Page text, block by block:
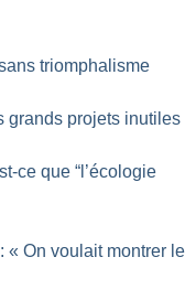
triomphalisme
grands projets inutiles
ce que “l’écologie
« On voulait montrer le